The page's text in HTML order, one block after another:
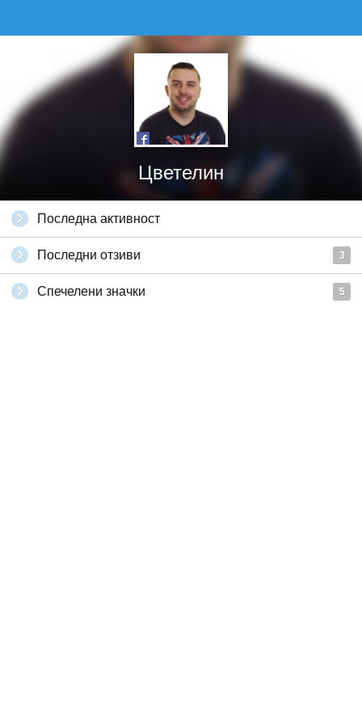
Цветелин
Последна активност
Последни отзиви 3
Спечелени значки 5